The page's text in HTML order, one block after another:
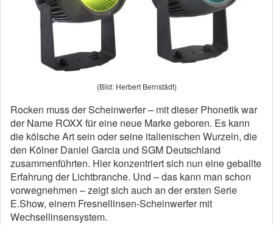
(Bild: Herbert Bernstädt)
Rocken muss der Scheinwerfer – mit dieser Phonetik war
der Name ROXX für eine neue Marke geboren. Es kann
die kölsche Art sein oder seine italienischen Wurzeln, die
den Kölner Daniel Garcia und SGM Deutschland
zusammenführten. Hier konzentriert sich nun eine geballte
Erfahrung der Lichtbranche. Und – das kann man schon
vorwegnehmen – zeigt sich auch an der ersten Serie
E.Show, einem Fresnellinsen-Scheinwerfer mit
Wechsellinsensystem.